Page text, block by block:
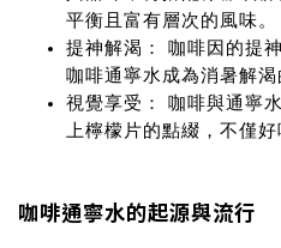
平衡且富有層次的風味。
提神解渴：
咖啡因的提
咖啡通寧水成為消暑解渴
視覺享受：
咖啡與通寧
上檸檬片的點綴，不僅
咖啡通寧水的起源與流行